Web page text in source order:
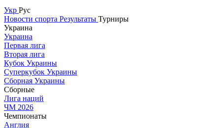
Укр Рус
Новости спорта Результаты Турниры
Украина
Украина
Первая лига
Вторая лига
Кубок Украины
Суперкубок Украины
Сборная Украины
Сборные
Лига наций
ЧМ 2026
Чемпионаты
Англия